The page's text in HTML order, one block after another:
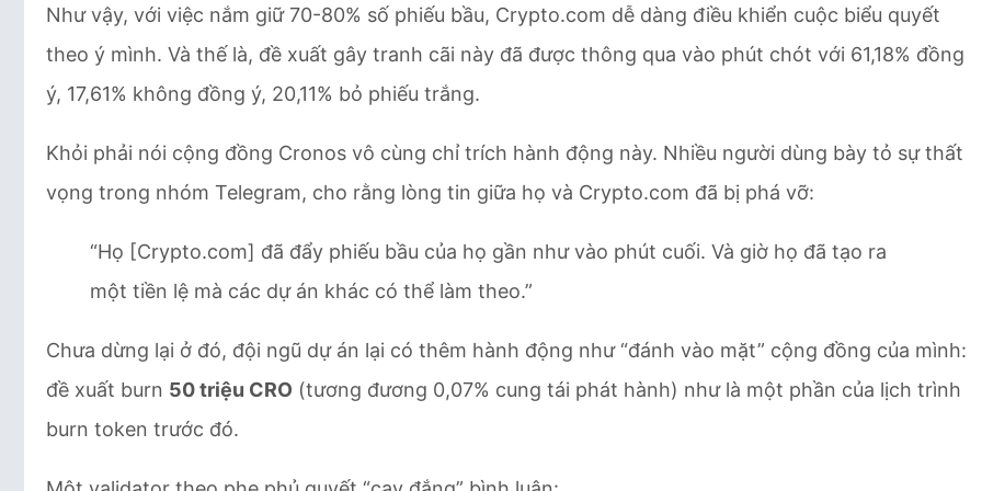
Như vậy, với việc nắm giữ 70-80% số phiếu bầu, Crypto.com dễ dàng điều khiển cuộc biểu quyết
theo ý mình. Và thế là, đề xuất gây tranh cãi này đã được thông qua vào phút chót với 61,18% đồng
ý, 17,61% không đồng ý, 20,11% bỏ phiếu trắng.
Khỏi phải nói cộng đồng Cronos vô cùng chỉ trích hành động này. Nhiều người dùng bày tỏ sự thất
vọng trong nhóm Telegram, cho rằng lòng tin giữa họ và Crypto.com đã bị phá vỡ:
“Họ [Crypto.com] đã đẩy phiếu bầu của họ gần như vào phút cuối. Và giờ họ đã tạo ra
một tiền lệ mà các dự án khác có thể làm theo.”
Chưa dừng lại ở đó, đội ngũ dự án lại có thêm hành động như “đánh vào mặt” cộng đồng của mình:
đề xuất burn 50 triệu CRO (tương đương 0,07% cung tái phát hành) như là một phần của lịch trình
burn token trước đó.